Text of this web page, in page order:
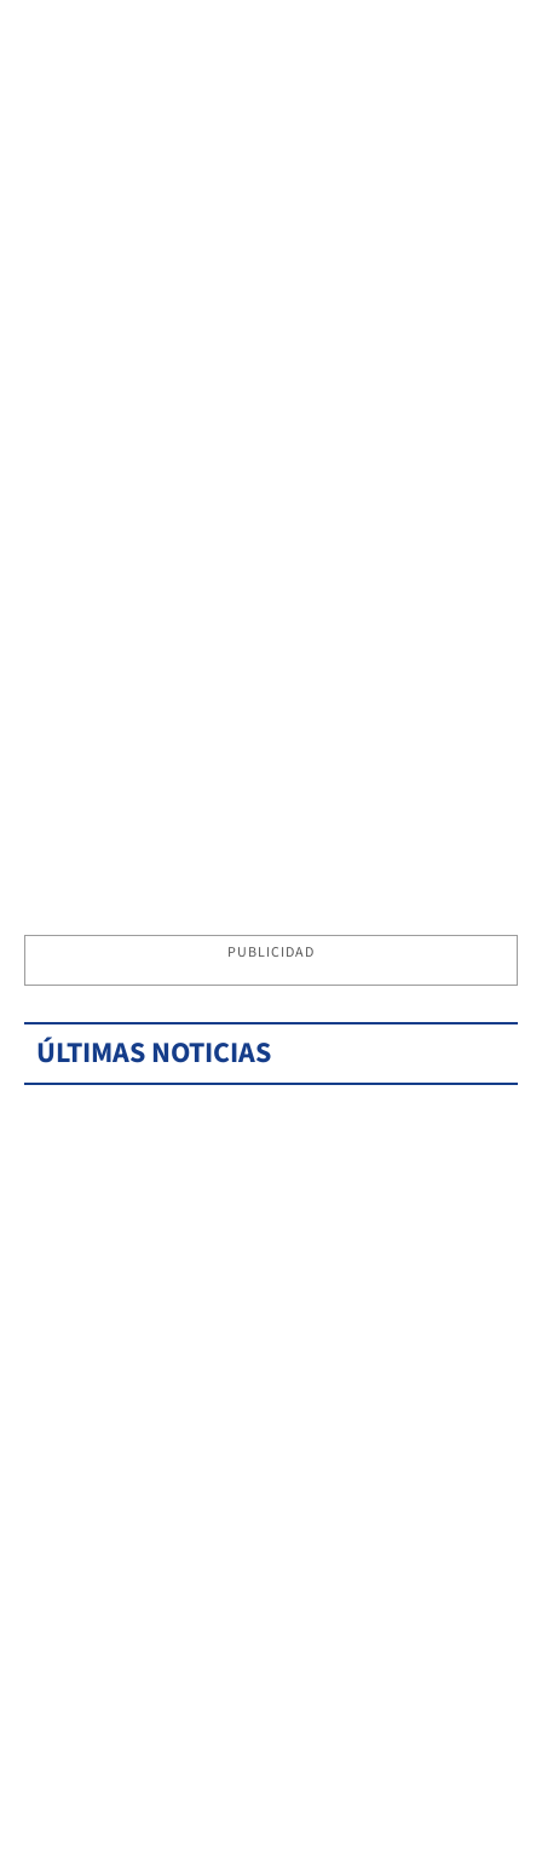
PUBLICIDAD
ÚLTIMAS NOTICIAS